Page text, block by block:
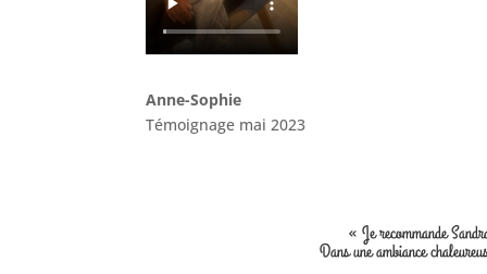
Anne-Sophie
Témoignage mai 2023
« Je recommande
Dans une ambiance